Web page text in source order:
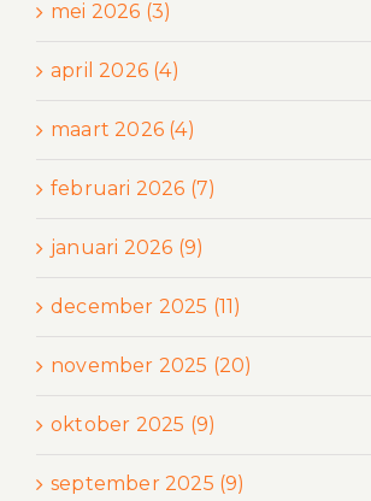
mei 2026 (3)
april 2026 (4)
maart 2026 (4)
februari 2026 (7)
januari 2026 (9)
december 2025 (11)
november 2025 (20)
oktober 2025 (9)
september 2025 (9)